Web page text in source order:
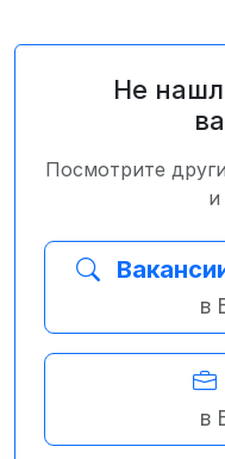
Не
Посмотрите
и
в
в